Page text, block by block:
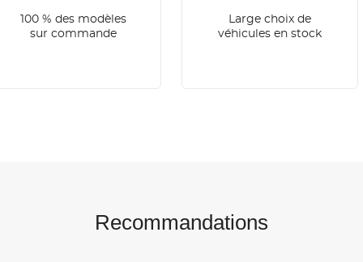
100 % des modèles
sur commande
Large choix de
véhicules en stock
Recommandations